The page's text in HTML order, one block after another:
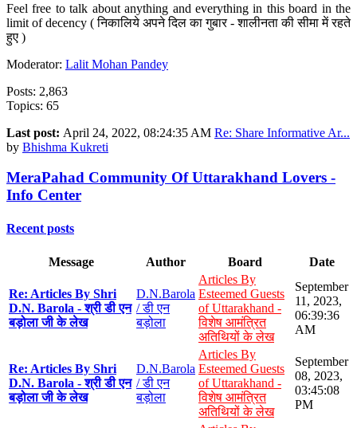
Feel free to talk about anything and everything in this board in the
limit of decency ( निकालिये अपने दिल का गुबार - शालीनता की सीमा में रहते
हुए )
Moderator: Lalit Mohan Pandey
Posts: 2,863
Topics: 65
Last post: April 24, 2022, 08:24:35 AM Re: Share Informative Ar...
by Bhishma Kukreti
MeraPahad Community Of Uttarakhand Lovers -
Info Center
Recent posts
Message Author Board Date
Re: Articles By Shri
D.N. Barola - श्री डी एन
बड़ोला जी के लेख
D.N.Barola
/ डी एन
बड़ोला
Articles By
Esteemed Guests
of Uttarakhand -
विशेष आमंत्रित
अतिथियों के लेख
September
11, 2023,
06:39:36
AM
Re: Articles By Shri
D.N. Barola - श्री डी एन
बड़ोला जी के लेख
D.N.Barola
/ डी एन
बड़ोला
Articles By
Esteemed Guests
of Uttarakhand -
विशेष आमंत्रित
अतिथियों के लेख
September
08, 2023,
03:45:08
PM